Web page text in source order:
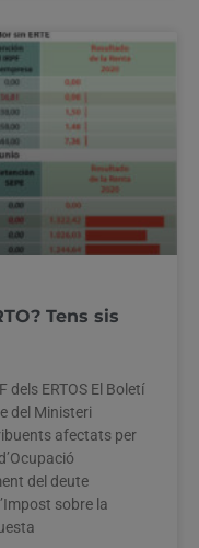
Tens sis
dels ERTOS El Boletí
del Ministeri
afectats per
del deute
sobre la